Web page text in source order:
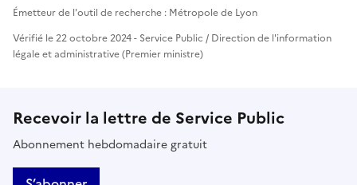
Émetteur de l'outil de recherche : Métropole de Lyon
Vérifié le 22 octobre 2024 - Service Public / Direction de l'information
légale et administrative (Premier ministre)
Recevoir la lettre de Service Public
Abonnement hebdomadaire gratuit